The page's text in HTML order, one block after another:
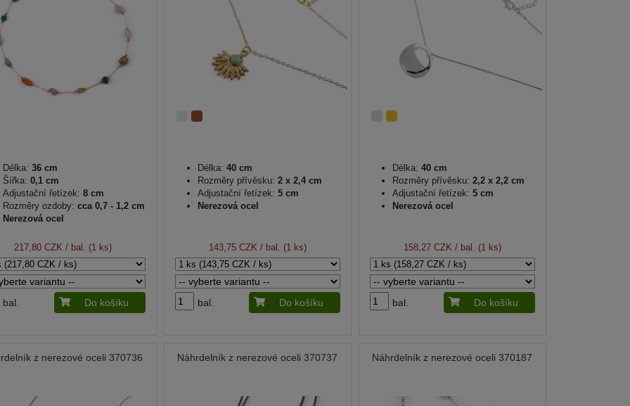
Délka: 36 cm
Šířka: 0,1 cm
Adjustační řetízek: 8 cm
Rozměry ozdoby: cca 0,7 - 1,2 cm
Nerezová ocel
217,80 CZK / bal. (1 ks)
bal. Do košíku
Délka: 40 cm
Rozměry přívěsku: 2 x 2,4 cm
Adjustační řetízek: 5 cm
Nerezová ocel
143,75 CZK / bal. (1 ks)
bal. Do košíku
Délka: 40 cm
Rozměry přívěsku: 2,2 x 2,2 cm
Adjustační řetízek: 5 cm
Nerezová ocel
158,27 CZK / bal. (1 ks)
bal. Do košíku
z nerezové oceli 370736 Náhrdelník z nerezové oceli 370737 Náhrdelník z nerezové oceli 370187